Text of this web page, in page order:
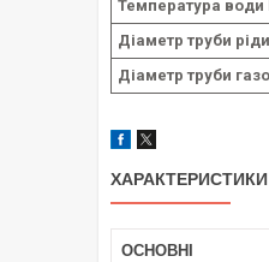
Температура води
Діаметр труби
Діаметр труби
ХАРАКТЕРИСТИКИ
ОСНОВНІ